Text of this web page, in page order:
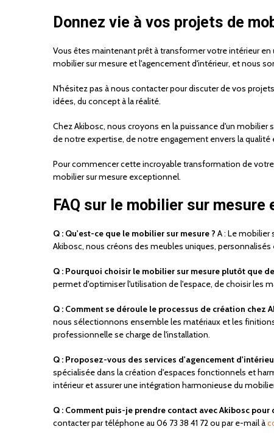
Donnez vie à vos projets de
Vous êtes maintenant prêt à transformer votre intérieur
mobilier sur mesure et l'agencement d'intérieur, et nous
N'hésitez pas à nous contacter pour discuter de vos
idées, du concept à la réalité.
Chez Akibosc, nous croyons en la puissance d'un
de notre expertise, de notre engagement envers la
Pour commencer cette incroyable transformation de
mobilier sur mesure exceptionnel.
FAQ sur le mobilier sur
Q : Qu'est-ce que le mobilier sur mesure ? A : Le mobilier
Akibosc, nous créons des meubles uniques,
Q : Pourquoi choisir le mobilier sur mesure plutôt que
permet d'optimiser l'utilisation de l'espace, de choisir les
Q : Comment se déroule le processus de création chez
nous sélectionnons ensemble les matériaux et les
professionnelle se charge de l'installation.
Q : Proposez-vous des services d'agencement
spécialisée dans la création d'espaces fonctionnels et
intérieur et assurer une intégration harmonieuse du
Q : Comment puis-je prendre contact avec Akibosc
contacter par téléphone au 06 73 38 41 72 ou par e-mail à